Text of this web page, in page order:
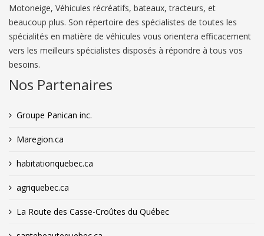
Motoneige, Véhicules récréatifs, bateaux, tracteurs, et
beaucoup plus. Son répertoire des spécialistes de toutes les
spécialités en matière de véhicules vous orientera efficacement
vers les meilleurs spécialistes disposés à répondre à tous vos
besoins.
Nos Partenaires
Groupe Panican inc.
Maregion.ca
habitationquebec.ca
agriquebec.ca
La Route des Casse-Croûtes du Québec